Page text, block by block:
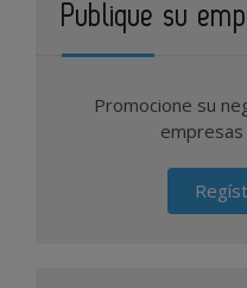
Publique su
Promocione su